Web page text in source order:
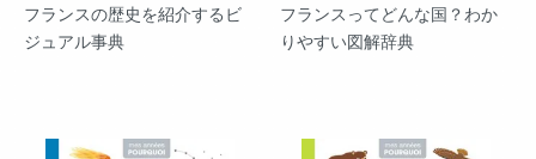
フランスの歴史を紹介するビ
ジュアル事典
フランスってどんな国？わか
りやすい図解辞典